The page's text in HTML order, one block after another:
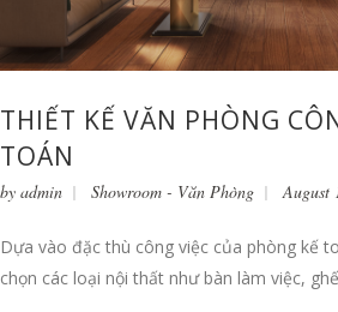
THIẾT KẾ VĂN PHÒNG
TOÁN
by admin Showroom - Văn Phòng August
Dựa vào đặc thù công việc của phòng kế
chọn các loại nội thất như bàn làm việc,